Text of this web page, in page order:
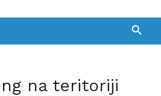
na teritoriji